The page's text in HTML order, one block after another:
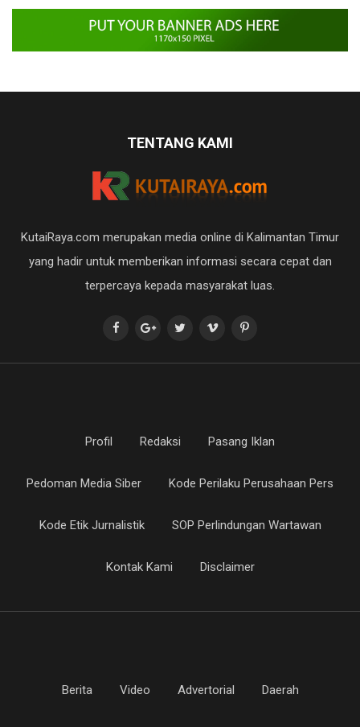
TENTANG KAMI
KutaiRaya.com merupakan media online di Kalimantan Timur
yang hadir untuk memberikan informasi secara cepat dan
terpercaya kepada masyarakat luas.
Profil Redaksi Pasang Iklan
Pedoman Media Siber Kode Perilaku Perusahaan Pers
Kode Etik Jurnalistik SOP Perlindungan Wartawan
Kontak Kami Disclaimer
Berita Video Advertorial Daerah